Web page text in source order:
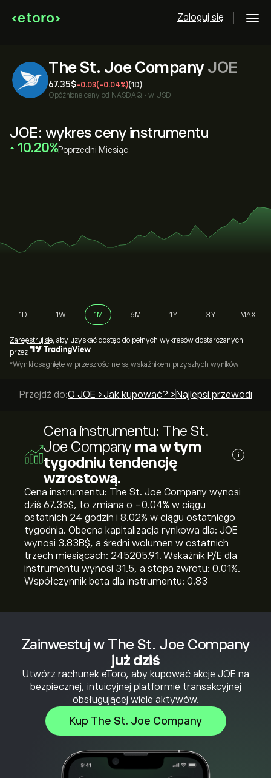
Zaloguj się
The St. Joe Company JOE
67.35‎$‎-0.03(-0.04%)(1D)
Opóźnione ceny od NASDAQ • w USD
Zainwestuj w The St. Joe Company
już dziś
Utwórz rachunek eToro, aby kupować akcje JOE na
bezpiecznej, intuicyjnej platformie transakcyjnej
obsługującej wiele aktywów.
Kup The St. Joe Company
JOE: wykres ceny instrumentu
‎10.20‎ Poprzedni Miesiąc
1D 1W 1M 6M 1Y 3Y MAX
Zarejestruj się, aby uzyskać dostęp do pełnych wykresów dostarczanych
przez
*Wyniki osiągnięte w przeszłości nie są wskaźnikiem przyszłych wyników
Przejdź do:O JOE >Jak kupować? > Najlepsi przewodnicy
Cena instrumentu: The St.
Joe Company ma w tym
tygodniu tendencję
wzrostową.
i
Cena instrumentu: The St. Joe Company wynosi
dziś 67.35‎$‎, to zmiana o ‎-0.04‎% w ciągu
ostatnich 24 godzin i ‎8.02‎% w ciągu ostatniego
tygodnia. Obecna kapitalizacja rynkowa dla: JOE
wynosi 3.83B‎$‎, a średni wolumen w ostatnich
trzech miesiącach: 245205.91. Wskaźnik P/E dla
instrumentu wynosi 31.5, a stopa zwrotu: 0.01%.
Współczynnik beta dla instrumentu: 0.83